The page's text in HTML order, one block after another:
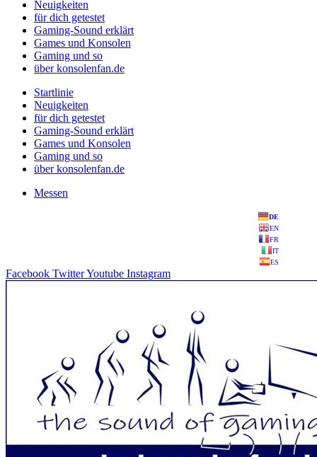
Neuigkeiten
für dich getestet
Gaming-Sound erklärt
Games und Konsolen
Gaming und so
über konsolenfan.de
Startlinie
Neuigkeiten
für dich getestet
Gaming-Sound erklärt
Games und Konsolen
Gaming und so
über konsolenfan.de
Messen
DE
EN
FR
IT
ES
Facebook TwitterYoutube Instagram